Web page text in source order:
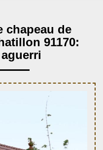
chapeau de
91170: